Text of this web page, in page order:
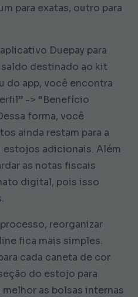
para exatas, outro para
Duepay para
destinado ao kit
do app, você encontra
-> “Benefício
forma, você
ainda restam para a
estojos adicionais. Além
as notas fiscais
digital, pois isso
reorganizar
fica mais simples.
cada caneta de cor
do estojo para
as bolsas internas